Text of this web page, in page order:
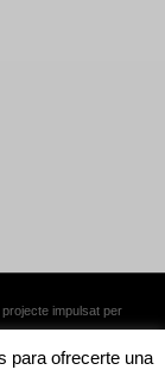
impulsat per
para ofrecerte una